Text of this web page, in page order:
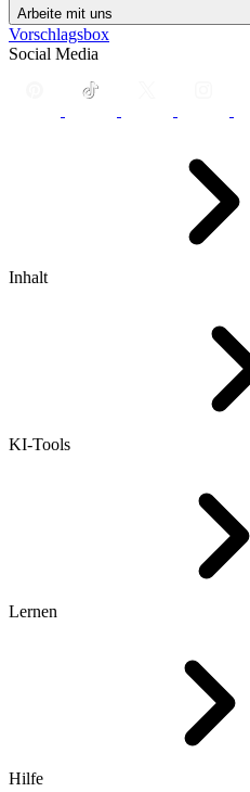
Arbeite mit uns
Vorschlagsbox
Social Media
Inhalt
KI-Tools
Lernen
Hilfe